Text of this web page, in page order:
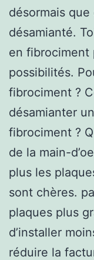
désormais
désamianté.
en fibrociment
possibilités.
fibrociment ?
désamianter
fibrociment ?
de la main-
plus les
sont chères.
plaques plus
d’installer
réduire la